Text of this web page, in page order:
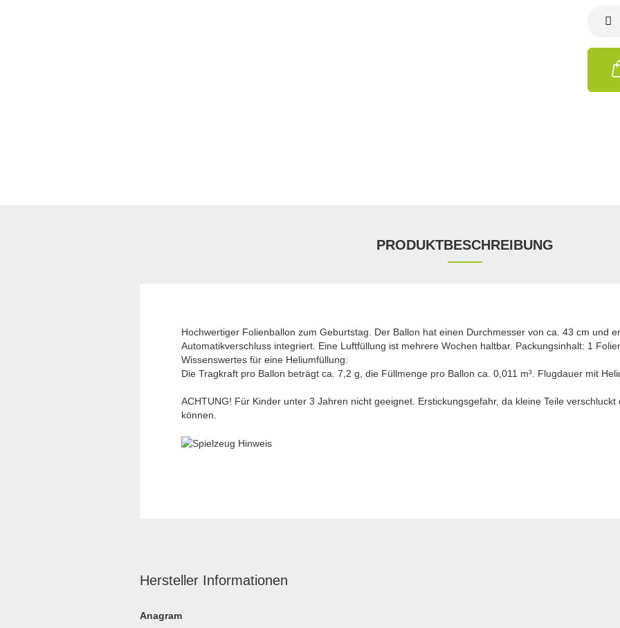
PRODUKTBESCHREIBUNG
Hochwertiger Folienballon zum Geburtstag. Der Ballon hat einen Durchmesser von ca. 43 cm und
Automatikverschluss integriert. Eine Luftfüllung ist mehrere Wochen haltbar. Packungsinhalt: 1
Wissenswertes für eine Heliumfüllung:
Die Tragkraft pro Ballon beträgt ca. 7,2 g, die Füllmenge pro Ballon ca. 0,011 m³. Flugdauer mit
ACHTUNG! Für Kinder unter 3 Jahren nicht geeignet. Erstickungsgefahr, da kleine Teile
können.
Hersteller Informationen
Anagram